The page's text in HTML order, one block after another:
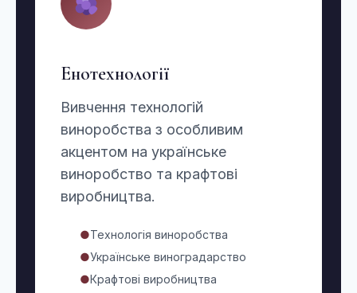
Енотехнології
Вивчення технологій
виноробства з особливим
акцентом на українське
виноробство та крафтові
виробництва.
●Технологія виноробства
●Українське виноградарство
●Крафтові виробництва